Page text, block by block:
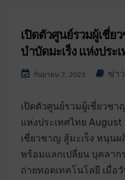
เปิดตัวศูนย์รวมผู้เชี่
บำบัดมะเร็ง แห่งประเ
กันยายน 7, 2023 ข่า
เปิดตัวศูนย์รวมผู้เชี่ยวช
แห่งประเทศไทย August
เชี่ยวชาญ สู้มะเร็ง หนุน
พร้อมแลกเปลี่ยน บุคลาก
ถ่ายทอดเทคโนโลยี เมื่อ